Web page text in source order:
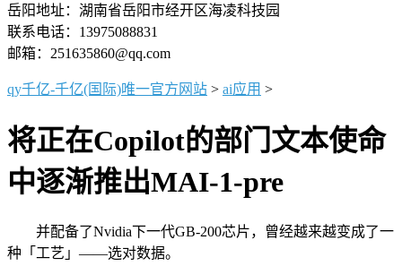
岳阳地址：湖南省岳阳市经开区海凌科技园
联系电话：13975088831
邮箱：251635860@qq.com
qy千亿-千亿(国际)唯一官方网站 > ai应用 >
将正在Copilot的部门文本使命
中逐渐推出MAI-1-pre
并配备了Nvidia下一代GB-200芯片，曾经越来越变成了一
种「工艺」——选对数据。